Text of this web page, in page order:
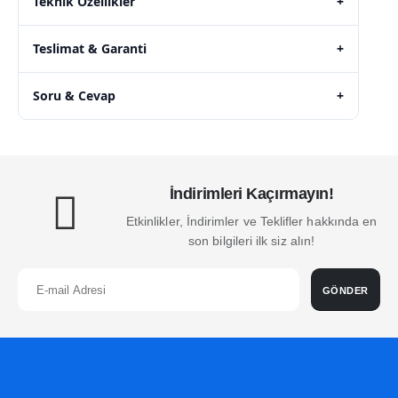
Teslimat & Garanti +
Soru & Cevap +
İndirimleri Kaçırmayın!
Etkinlikler, İndirimler ve Teklifler hakkında en
son bilgileri ilk siz alın!
GÖNDER